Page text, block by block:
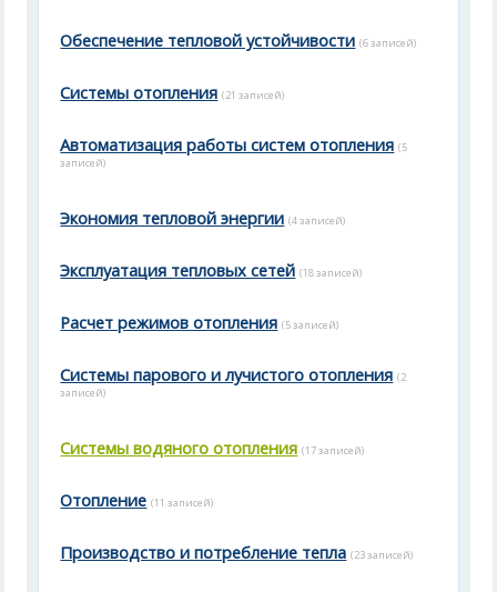
Обеспечение тепловой устойчивости (6 записей)
Системы отопления (21 записей)
Автоматизация работы систем отопления (5
записей)
Экономия тепловой энергии (4 записей)
Эксплуатация тепловых сетей (18 записей)
Расчет режимов отопления (5 записей)
Системы парового и лучистого отопления (2
записей)
Системы водяного отопления (17 записей)
Отопление (11 записей)
Производство и потребление тепла (23 записей)